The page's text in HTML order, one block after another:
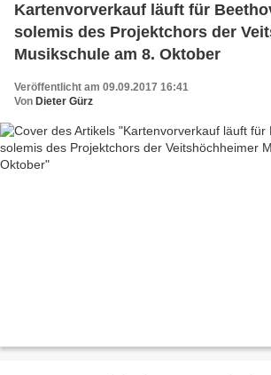
Kartenvorverkauf läuft für
solemis des Projektchors der
Musikschule am 8. Oktober
Veröffentlicht am 09.09.2017 16:41
Von Dieter Gürz